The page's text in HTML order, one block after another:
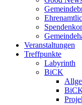
Veranstaltungen
Treffpunkte
Labyrinth
BiCK